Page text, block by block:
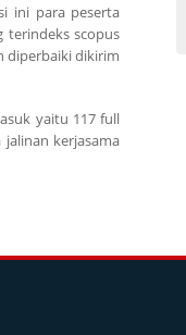
ini para peserta
terindeks scopus
diperbaiki dikirim
yaitu 117 full
kerjasama